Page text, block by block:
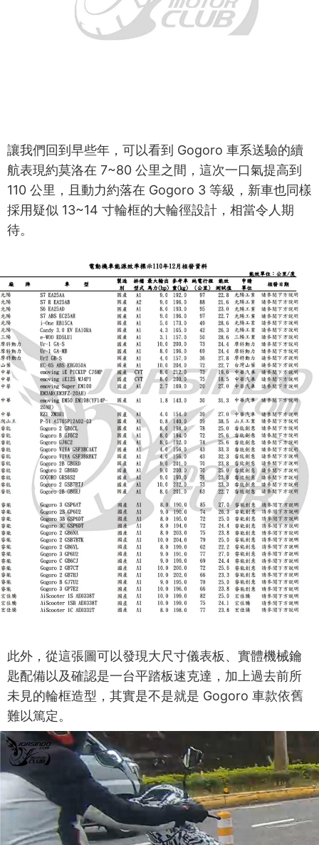
讓我們回到早些年，可以看到 Gogoro 車系送驗的續
航表現約莫洛在 7~80 公里之間，這次一口氣提高到
110 公里，且動力約落在 Gogoro 3 等級，新車也同樣
採用疑似 13~14 寸輪框的大輪徑設計，相當令人期
待。
此外，從這張圖可以發現大尺寸儀表板、實體機械鑰
匙配備以及確認是一台平踏板速克達，加上過去前所
未見的輪框造型，其實是不是就是 Gogoro 車款依舊
難以篤定。